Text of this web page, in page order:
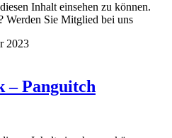
Inhalt einsehen zu können.
Sie Mitglied bei uns
2023
– Panguitch